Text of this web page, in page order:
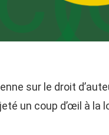
sur le droit
un coup d’œil à la